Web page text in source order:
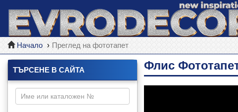
Начало Преглед на фототапет
ТЪРСЕНЕ В САЙТА Флис